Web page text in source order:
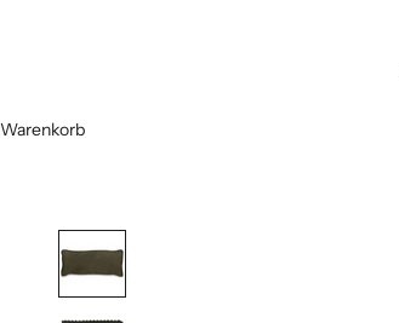
Warenkorb